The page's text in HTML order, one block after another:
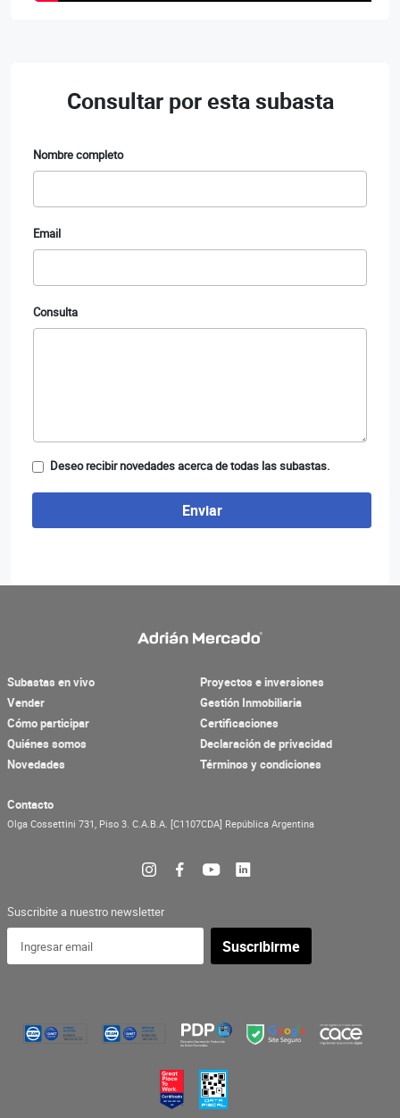
Consultar por esta subasta
Nombre completo
Email
Consulta
Deseo recibir novedades acerca de todas las subastas.
Enviar
Subastas en vivo
Vender
Cómo participar
Quiénes somos
Novedades
Proyectos e inversiones
Gestión Inmobiliaria
Certificaciones
Declaración de privacidad
Términos y condiciones
Contacto
Olga Cossettini 731, Piso 3. C.A.B.A. [C1107CDA] República Argentina
Suscribite a nuestro newsletter
Suscribirme